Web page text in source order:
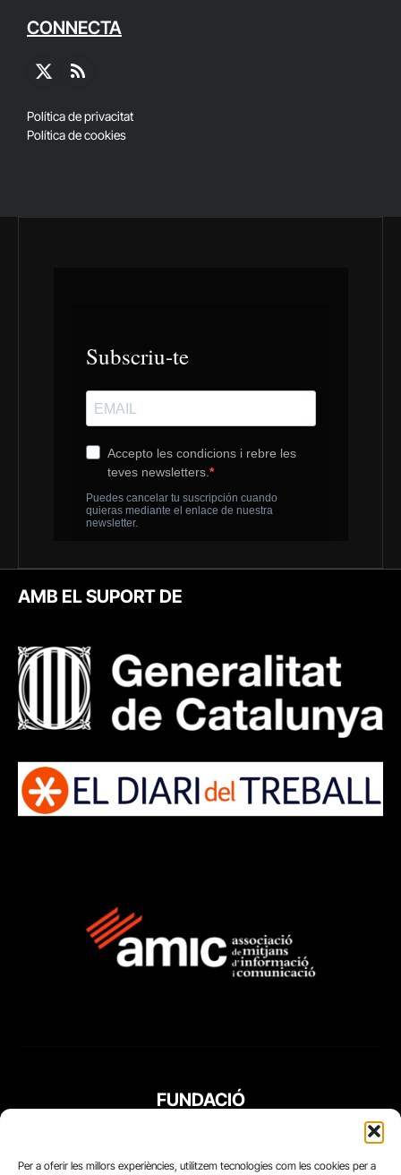
Per a oferir les millors experiències, utilitzem tecnologies com les cookies per a
CONNECTA
X
RSS
Política de privacitat
Política de cookies
AMB EL SUPORT DE
FUNDACIÓ